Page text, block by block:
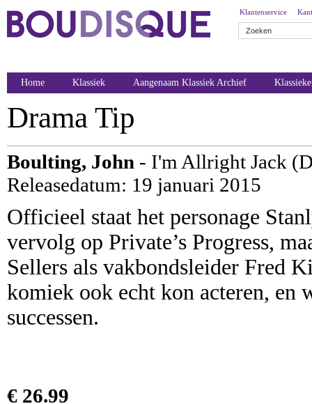
Klantenservice
Home Klassiek Aangenaam Klassiek Archief
Drama Tip
Boulting, John - I'm Allright Jack
Releasedatum: 19 januari 2015
Officieel staat het personage
vervolg op Private’s Progress,
Sellers als vakbondsleider Fred
komiek ook echt kon acteren, en
successen.
€ 26.99